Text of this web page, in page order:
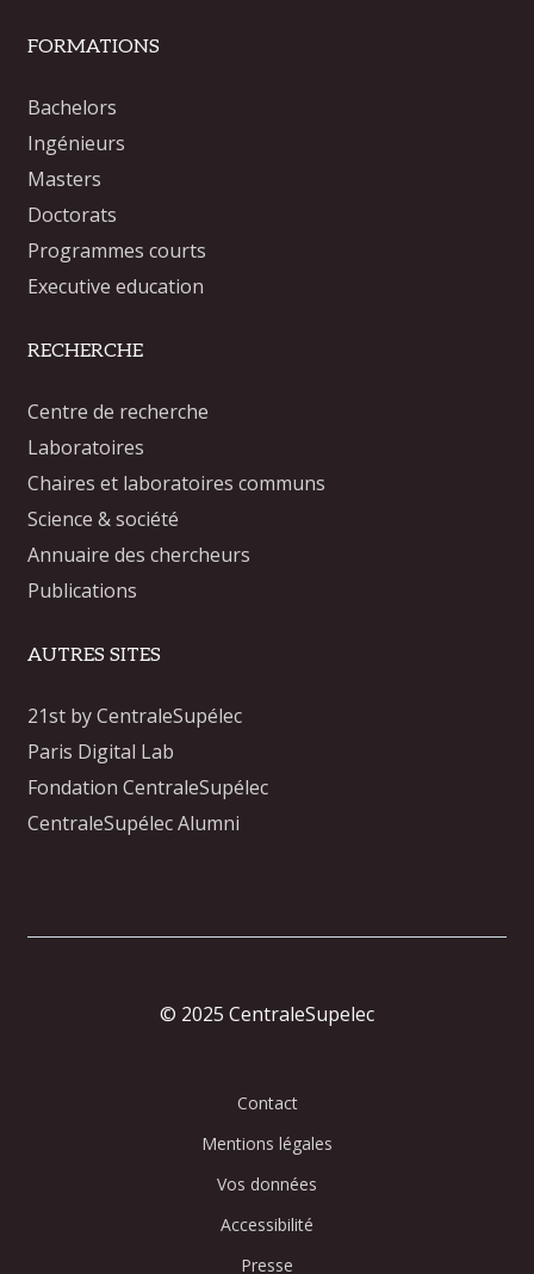
FORMATIONS
Bachelors
Ingénieurs
Masters
Doctorats
Programmes courts
Executive education
RECHERCHE
Centre de recherche
Laboratoires
Chaires et laboratoires communs
Science & société
Annuaire des chercheurs
Publications
AUTRES SITES
21st by CentraleSupélec
Paris Digital Lab
Fondation CentraleSupélec
CentraleSupélec Alumni
© 2025 CentraleSupelec
Contact
Mentions légales
Vos données
Accessibilité
Presse